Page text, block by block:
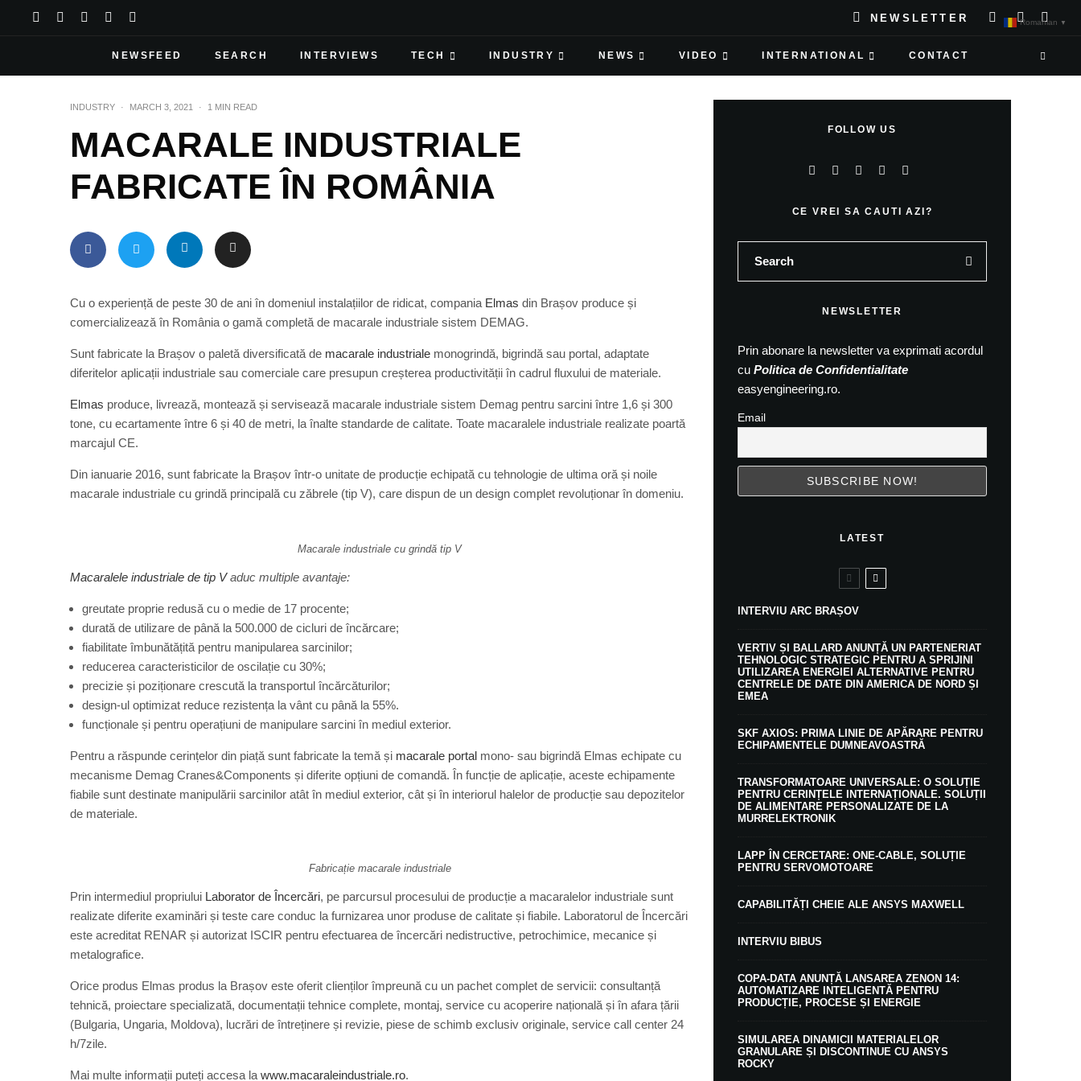
NEWSLETTER
NEWSFEED SEARCH INTERVIEWS TECH INDUSTRY NEWS VIDEO INTERNATIONAL CONTACT
INDUSTRY · MARCH 3, 2021 · 1 MIN READ
MACARALE INDUSTRIALE
FABRICATE ÎN ROMÂNIA
Cu o experiență de peste 30 de ani în domeniul instalațiilor de ridicat, compania Elmas din Brașov produce și
comercializează în România o gamă completă de macarale industriale sistem DEMAG.
Sunt fabricate la Brașov o paletă diversificată de macarale industriale monogrindă, bigrindă sau portal, adaptate
diferitelor aplicații industriale sau comerciale care presupun creșterea productivității în cadrul fluxului de materiale.
Elmas produce, livrează, montează și servisează macarale industriale sistem Demag pentru sarcini între 1,6 și 300
tone, cu ecartamente între 6 și 40 de metri, la înalte standarde de calitate. Toate macaralele industriale realizate poartă
marcajul CE.
Din ianuarie 2016, sunt fabricate la Brașov într-o unitate de producție echipată cu tehnologie de ultima oră și noile
macarale industriale cu grindă principală cu zăbrele (tip V), care dispun de un design complet revoluționar în domeniu.
Macarale industriale cu grindă tip V
Macaralele industriale de tip Vaduc multiple avantaje:
greutate proprie redusă cu o medie de 17 procente;
durată de utilizare de până la 500.000 de cicluri de încărcare;
fiabilitate îmbunătățită pentru manipularea sarcinilor;
reducerea caracteristicilor de oscilație cu 30%;
precizie și poziționare crescută la transportul încărcăturilor;
design-ul optimizat reduce rezistența la vânt cu până la 55%.
funcționale și pentru operațiuni de manipulare sarcini în mediul exterior.
Pentru a răspunde cerințelor din piață sunt fabricate la temă și macarale portal mono- sau bigrindă Elmas echipate cu
mecanisme Demag Cranes&Components și diferite opțiuni de comandă. În funcție de aplicație, aceste echipamente
fiabile sunt destinate manipulării sarcinilor atât în mediul exterior, cât și în interiorul halelor de producție sau depozitelor
de materiale.
Fabricație macarale industriale
Prin intermediul propriului Laborator de Încercări, pe parcursul procesului de producție a macaralelor industriale sunt
realizate diferite examinări și teste care conduc la furnizarea unor produse de calitate și fiabile. Laboratorul de Încercări
este acreditat RENAR și autorizat ISCIR pentru efectuarea de încercări nedistructive, petrochimice, mecanice și
metalografice.
Orice produs Elmas produs la Brașov este oferit clienților împreună cu un pachet complet de servicii: consultanță
tehnică, proiectare specializată, documentații tehnice complete, montaj, service cu acoperire națională și în afara țării
(Bulgaria, Ungaria, Moldova), lucrări de întreținere și revizie, piese de schimb exclusiv originale, service call center 24
h/7zile.
Mai multe informații puteți accesa la www.macaraleindustriale.ro.
FOLLOW US
CE VREI SA CAUTI AZI?
NEWSLETTER
Prin abonare la newsletter va exprimati acordul
cu Politica de Confidentialitate
easyengineering.ro.
Email
LATEST
INTERVIU ARC BRAȘOV
VERTIV ȘI BALLARD ANUNȚĂ UN PARTENERIAT
TEHNOLOGIC STRATEGIC PENTRU A SPRIJINI
UTILIZAREA ENERGIEI ALTERNATIVE PENTRU
CENTRELE DE DATE DIN AMERICA DE NORD ȘI
EMEA
SKF AXIOS: PRIMA LINIE DE APĂRARE PENTRU
ECHIPAMENTELE DUMNEAVOASTRĂ
TRANSFORMATOARE UNIVERSALE: O SOLUȚIE
PENTRU CERINȚELE INTERNAȚIONALE. SOLUȚII
DE ALIMENTARE PERSONALIZATE DE LA
MURRELEKTRONIK
LAPP ÎN CERCETARE: ONE-CABLE, SOLUȚIE
PENTRU SERVOMOTOARE
CAPABILITĂȚI CHEIE ALE ANSYS MAXWELL
INTERVIU BIBUS
COPA-DATA ANUNȚĂ LANSAREA ZENON 14:
AUTOMATIZARE INTELIGENTĂ PENTRU
PRODUCȚIE, PROCESE ȘI ENERGIE
SIMULAREA DINAMICII MATERIALELOR
GRANULARE ȘI DISCONTINUE CU ANSYS
ROCKY
Romanian ▼